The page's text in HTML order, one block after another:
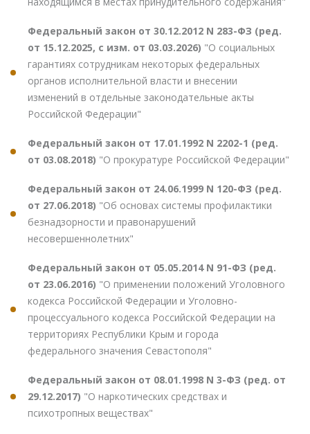
Федеральный закон от 30.12.2012 N 283-ФЗ (ред.
от 15.12.2025, с изм. от 03.03.2026) "О социальных
гарантиях сотрудникам некоторых федеральных
органов исполнительной власти и внесении
изменений в отдельные законодательные акты
Российской Федерации"
Федеральный закон от 17.01.1992 N 2202-1 (ред.
от 03.08.2018) "О прокуратуре Российской Федерации"
Федеральный закон от 24.06.1999 N 120-ФЗ (ред.
от 27.06.2018) "Об основах системы профилактики
безнадзорности и правонарушений
несовершеннолетних"
Федеральный закон от 05.05.2014 N 91-ФЗ (ред.
от 23.06.2016) "О применении положений Уголовного
кодекса Российской Федерации и Уголовно-
процессуального кодекса Российской Федерации на
территориях Республики Крым и города
федерального значения Севастополя"
Федеральный закон от 08.01.1998 N 3-ФЗ (ред. от
29.12.2017) "О наркотических средствах и
психотропных веществах"